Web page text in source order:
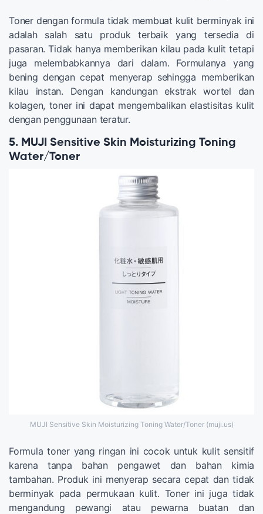
Toner dengan formula tidak membuat kulit berminyak ini
adalah salah satu produk terbaik yang tersedia di
pasaran. Tidak hanya memberikan kilau pada kulit tetapi
juga melembabkannya dari dalam. Formulanya yang
bening dengan cepat menyerap sehingga memberikan
kilau instan. Dengan kandungan ekstrak wortel dan
kolagen, toner ini dapat mengembalikan elastisitas kulit
dengan penggunaan teratur.
5. MUJI Sensitive Skin Moisturizing Toning
Water/Toner
MUJI Sensitive Skin Moisturizing Toning Water/Toner (muji.us)
Formula toner yang ringan ini cocok untuk kulit sensitif
karena tanpa bahan pengawet dan bahan kimia
tambahan. Produk ini menyerap secara cepat dan tidak
berminyak pada permukaan kulit. Toner ini juga tidak
mengandung pewangi atau pewarna buatan dan